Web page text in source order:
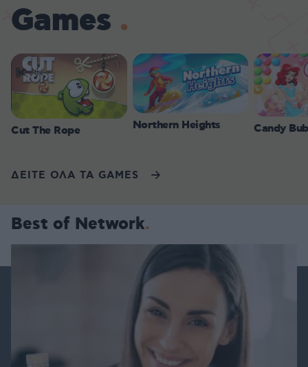
Games
Cut The Rope Northern Heights Candy
ΔΕΙΤΕ ΟΛΑ ΤΑ GAMES
Best of Network